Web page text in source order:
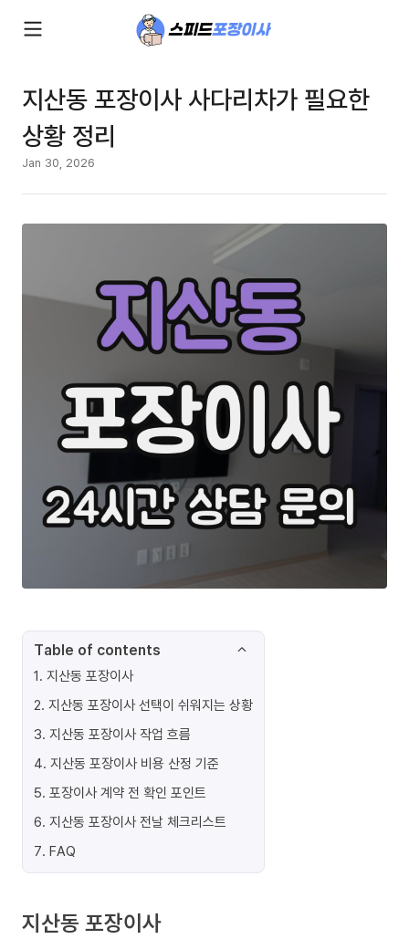
지산동 포장이사 사다리차가 필요한
상황 정리
Jan 30, 2026
Table of contents
1. 지산동 포장이사
2. 지산동 포장이사 선택이 쉬워지는 상황
3. 지산동 포장이사 작업 흐름
4. 지산동 포장이사 비용 산정 기준
5. 포장이사 계약 전 확인 포인트
6. 지산동 포장이사 전날 체크리스트
7. FAQ
지산동 포장이사